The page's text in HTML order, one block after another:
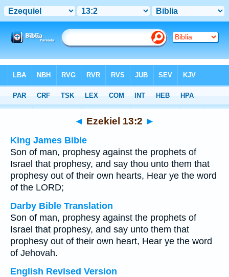
Multilingual > Ezekiel 13:2
◄ Ezekiel 13:2 ►
King James Bible
Son of man, prophesy against the prophets of
Israel that prophesy, and say thou unto them that
prophesy out of their own hearts, Hear ye the word
of the LORD;
Darby Bible Translation
Son of man, prophesy against the prophets of
Israel that prophesy, and say unto them that
prophesy out of their own heart, Hear ye the word
of Jehovah.
English Revised Version